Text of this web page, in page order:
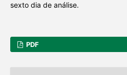
sexto dia de análise.
PDF